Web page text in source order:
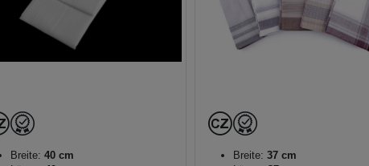
Breite: 40 cm
Breite: 37 cm